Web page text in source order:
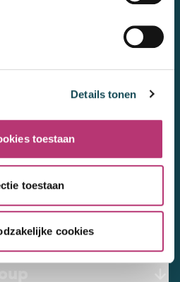
Details tonen
toestaan
toestaan
cookies
B.V.: